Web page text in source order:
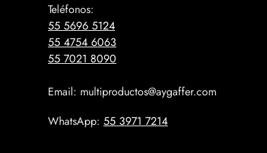
Teléfonos:
55 5696 5124
55 4754 6063
55 7021 8090
Email: multiproductos@aygaffer.com
WhatsApp: 55 3971 7214